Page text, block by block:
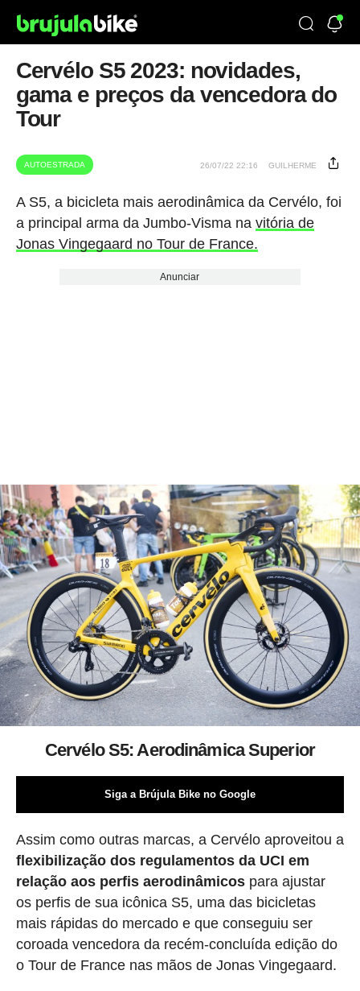
Cervélo S5 2023: novidades,
gama e preços da vencedora do
Tour
AUTOESTRADA 26/07/22 22:16 GUILHERME
A S5, a bicicleta mais aerodinâmica da Cervélo, foi
a principal arma da Jumbo-Visma na vitória de
Jonas Vingegaard no Tour de France.
Anunciar
Cervélo S5: Aerodinâmica Superior
Siga a Brújula Bike no Google
Assim como outras marcas, a Cervélo aproveitou a
flexibilização dos regulamentos da UCI em
relação aos perfis aerodinâmicospara ajustar
os perfis de sua icônica S5, uma das bicicletas
mais rápidas do mercado e que conseguiu ser
coroada vencedora da recém-concluída edição do
o Tour de France nas mãos de Jonas Vingegaard.